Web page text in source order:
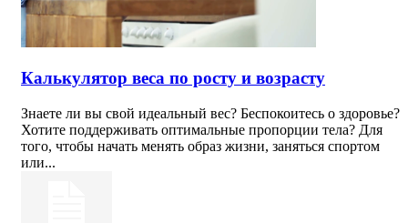
Калькулятор веса по росту и возрасту
Знаете ли вы свой идеальный вес? Беспокоитесь о здоровье?
Хотите поддерживать оптимальные пропорции тела? Для
того, чтобы начать менять образ жизни, заняться спортом
или...